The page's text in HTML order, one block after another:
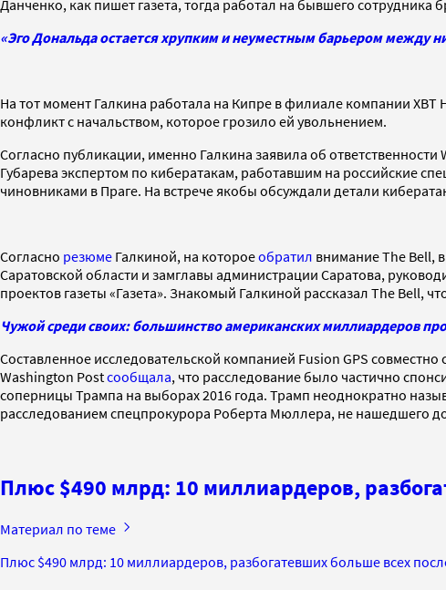
Данченко, как пишет газета, тогда работал на бывшего
«Эго Дональда остается хрупким и неуместным барьером
На тот момент Галкина работала на Кипре в филиале компании
конфликт с начальством, которое грозило ей увольнением.
Согласно публикации, именно Галкина заявила об
Губарева экспертом по кибератакам, работавшим на российские
чиновниками в Праге. На встрече якобы обсуждали детали
Согласно резюме Галкиной, на котороеобратил внимание The Bell,
Саратовской области и замглавы администрации Саратова,
проектов газеты «Газета». Знакомый Галкиной рассказал The Bell,
Чужой среди своих: большинство американских миллиардеров
Составленное исследовательской компанией Fusion GPS
Washington Postсообщала, что расследование было частично
соперницы Трампа на выборах 2016 года. Трамп неоднократно
расследованием спецпрокурора Роберта Мюллера, не нашедшего
Плюс $490 млрд: 10 миллиардеров,
Материал по теме
Плюс $490 млрд: 10 миллиардеров, разбогатевших больше всех